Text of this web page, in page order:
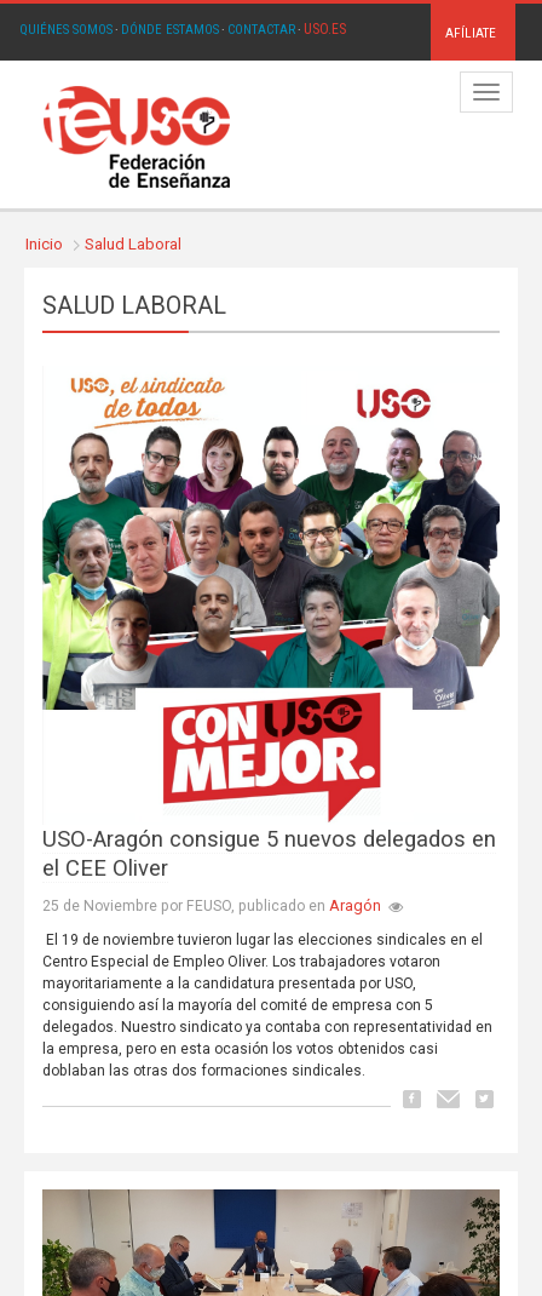
QUIÉNES SOMOS· DÓNDE ESTAMOS· CONTACTAR· USO.ES AFÍLIATE
Menú
Inicio Salud Laboral
SALUD LABORAL
USO-Aragón consigue 5 nuevos delegados en
el CEE Oliver
25 de Noviembre por FEUSO, publicado en Aragón
El 19 de noviembre tuvieron lugar las elecciones sindicales en el
Centro Especial de Empleo Oliver. Los trabajadores votaron
mayoritariamente a la candidatura presentada por USO,
consiguiendo así la mayoría del comité de empresa con 5
delegados. Nuestro sindicato ya contaba con representatividad en
la empresa, pero en esta ocasión los votos obtenidos casi
doblaban las otras dos formaciones sindicales.